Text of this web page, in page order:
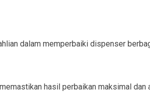
dalam memperbaiki dispenser
hasil perbaikan maksimal dan